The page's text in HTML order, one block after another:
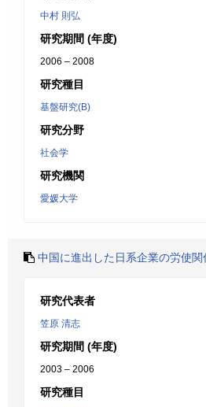
中村 則弘
研究期間 (年度)
2006 – 2008
研究種目
基盤研究(B)
研究分野
社会学
研究機関
愛媛大学
中国に進出した日系企業の労使
研究代表者
笠原 清志
研究期間 (年度)
2003 – 2006
研究種目